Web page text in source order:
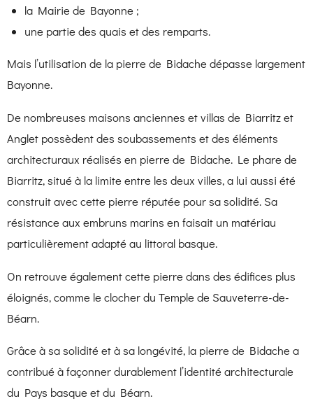
la Mairie de Bayonne ;
une partie des quais et des remparts.
Mais l’utilisation de la pierre de Bidache dépasse largement
Bayonne.
De nombreuses maisons anciennes et villas de Biarritzet
Anglet possèdent des soubassements et des éléments
architecturaux réalisés en pierre de Bidache. Le phare de
Biarritz, situé à la limite entre les deux villes, a lui aussi été
construit avec cette pierre réputée pour sa solidité. Sa
résistance aux embruns marins en faisait un matériau
particulièrement adapté au littoral basque.
On retrouve également cette pierre dans des édifices plus
éloignés, comme le clocher du Temple de Sauveterre-de-
Béarn.
Grâce à sa solidité et à sa longévité, la pierre de Bidache a
contribué à façonner durablement l’identité architecturale
du Pays basque et du Béarn.